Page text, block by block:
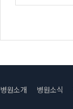
병원소개 병원소식